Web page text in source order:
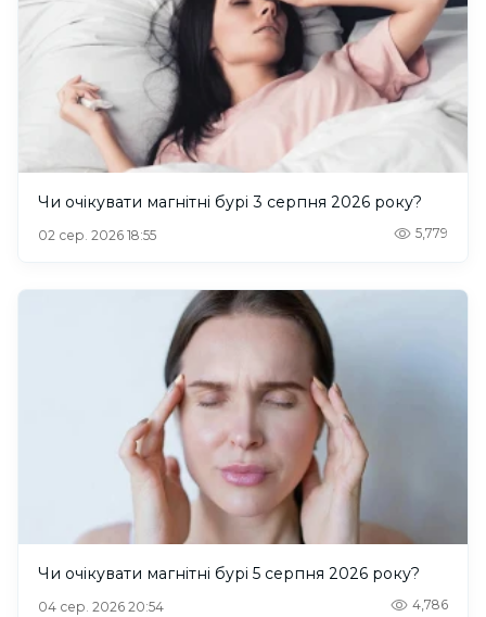
Чи очікувати магнітні бурі 3 серпня 2026 року?
02 сер. 2026 18:55 5,779
Чи очікувати магнітні бурі 5 серпня 2026 року?
04 сер. 2026 20:54 4,786